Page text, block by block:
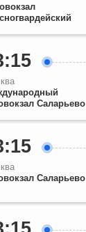
Саларьево
Саларьево